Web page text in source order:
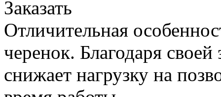
Заказать
Отличительная
черенок. Благодаря
снижает нагрузку на